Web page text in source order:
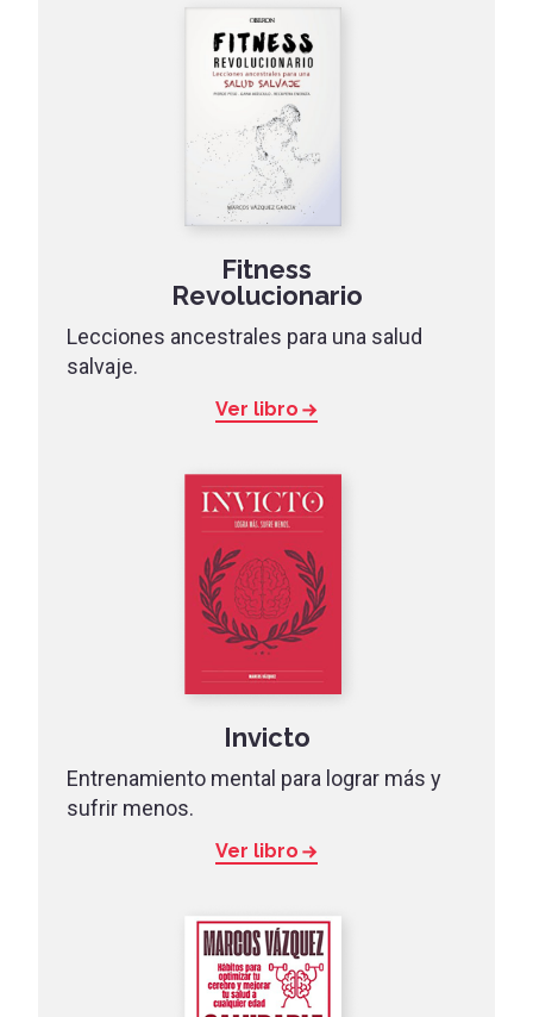
Fitness
Revolucionario
Lecciones ancestrales para una salud
salvaje.
Ver libro
Invicto
Entrenamiento mental para lograr más y
sufrir menos.
Ver libro